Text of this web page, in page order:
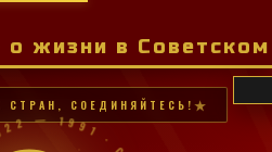
о жизни в
СТРАН, СОЕДИНЯЙТЕСЬ!